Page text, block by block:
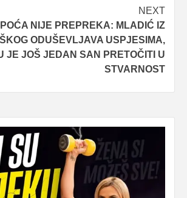
NEXT
NIJE PREPREKA: MLADIĆ IZ
ODUŠEVLJAVA USPJESIMA,
JE JOŠ JEDAN SAN PRETOČITI U
STVARNOST